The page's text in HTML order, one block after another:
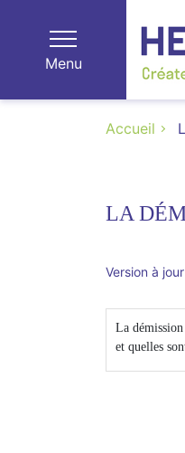
Menu
Accueil
LA
Version à
La
et quelles